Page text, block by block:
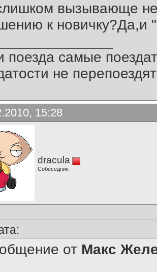
вызывающе не
к новичку?Да,и
поезда самые
не
15:28
dracula
Собеседник
от Макс